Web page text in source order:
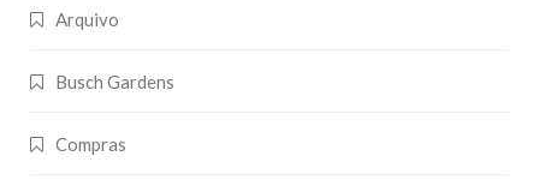
Arquivo
Busch Gardens
Compras